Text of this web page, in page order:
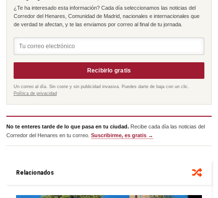
¿Te ha interesado esta información? Cada día seleccionamos las noticias del
Corredor del Henares, Comunidad de Madrid, nacionales e internacionales que
de verdad te afectan, y te las enviamos por correo al final de tu jornada.
Recibirlo gratis
Un correo al día. Sin coste y sin publicidad invasiva. Puedes darte de baja con un clic.
Política de privacidad
No te enteres tarde de lo que pasa en tu ciudad. Recibe cada día las noticias del
Corredor del Henares en tu correo.Suscribirme, es gratis →
Relacionados